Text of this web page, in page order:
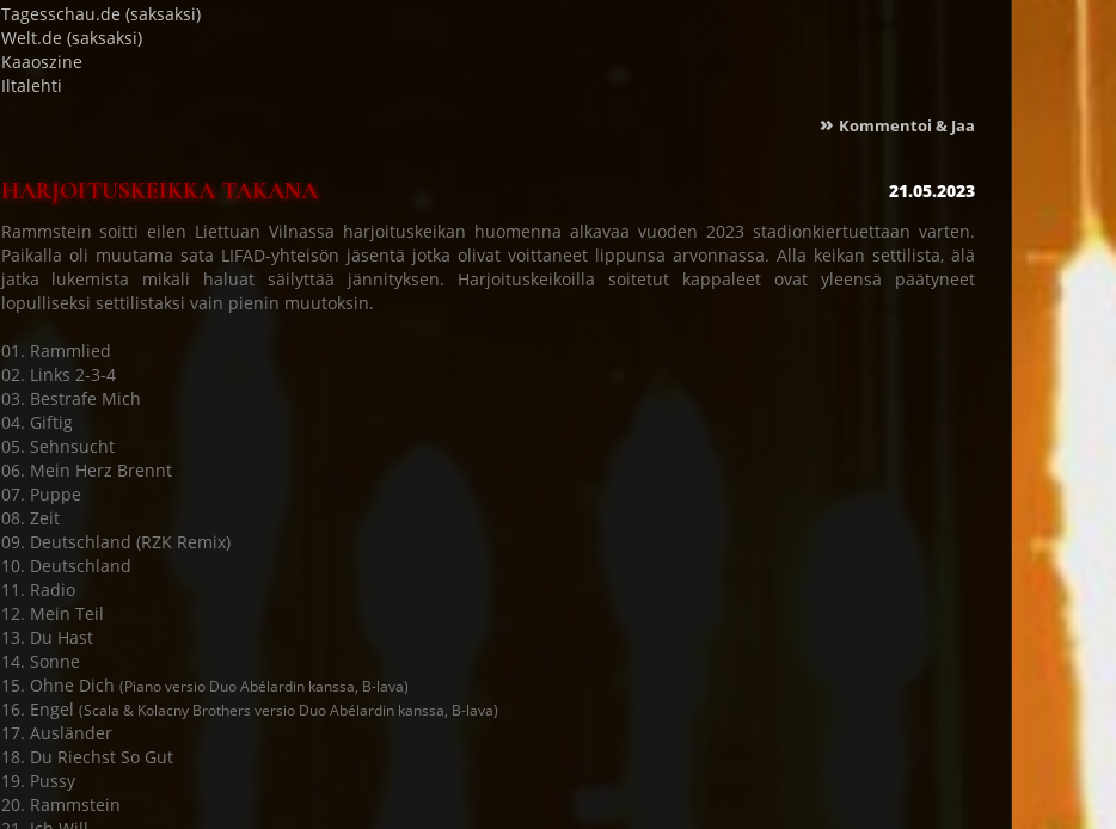
Tagesschau.de (saksaksi)
Welt.de (saksaksi)
Kaaoszine
Iltalehti
» Kommentoi & Jaa
HARJOITUSKEIKKA TAKANA
21.05.2023
Rammstein soitti eilen Liettuan Vilnassa harjoituskeikan huomenna alkavaa vuoden 2023 stadionkiertuettaan varten.
Paikalla oli muutama sata LIFAD-yhteisön jäsentä jotka olivat voittaneet lippunsa arvonnassa. Alla keikan settilista, älä
jatka lukemista mikäli haluat säilyttää jännityksen. Harjoituskeikoilla soitetut kappaleet ovat yleensä päätyneet
lopulliseksi settilistaksi vain pienin muutoksin.
01. Rammlied
02. Links 2-3-4
03. Bestrafe Mich
04. Giftig
05. Sehnsucht
06. Mein Herz Brennt
07. Puppe
08. Zeit
09. Deutschland (RZK Remix)
10. Deutschland
11. Radio
12. Mein Teil
13. Du Hast
14. Sonne
15. Ohne Dich (Piano versio Duo Abélardin kanssa, B-lava)
16. Engel (Scala & Kolacny Brothers versio Duo Abélardin kanssa, B-lava)
17. Ausländer
18. Du Riechst So Gut
19. Pussy
20. Rammstein